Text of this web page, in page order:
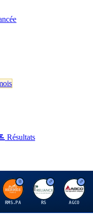
Résultats
H
RMS.PA
R
RS
A
AGCO